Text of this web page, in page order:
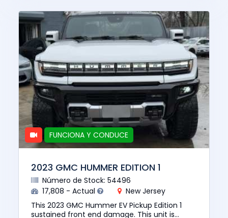
FUNCIONA Y CONDUCE
2023 GMC HUMMER EDITION 1
Número de Stock: 54496
17,808 - Actual
New Jersey
This 2023 GMC Hummer EV Pickup Edition 1
sustained front end damage. This unit is